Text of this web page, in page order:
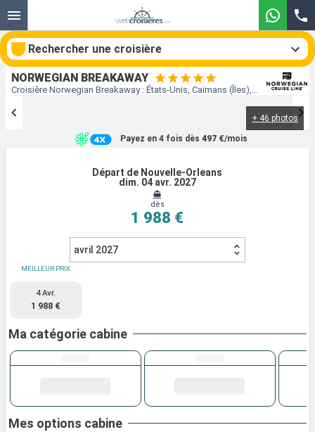
Croisière Norwegian Breakaway : États-Unis, Caïmans (Îles), Aruba, Bonaire, Grenade, Sainte-Lucie, Tortola au départ de Nouvelle-Orleans
NORWEGIAN BREAKAWAY
+ 46 photos
Départ de Nouvelle-Orleans
dim. 04 avr. 2027
dès
1 988 €
Payez en 4 fois dès 497 €/mois
avril 2027
MEILLEUR PRIX
4 Avr.
1 988 €
Ma catégorie cabine
Mes options cabine
Rechercher une croisière
Rechercher